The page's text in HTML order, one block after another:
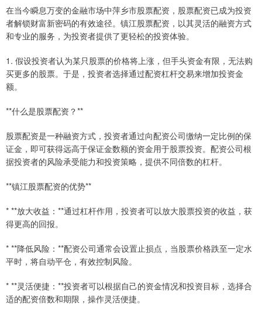
在当今瞬息万变的金融市场中萍乡市股票配资，股票配资已成为投资
者解锁财富新密码的有效途径。镇江股票配资，以其灵活的融资方式
和专业的服务，为投资者提供了更轻松的投资体验。
1. 假设投资者认为某只股票的价格将上涨，但手头资金有限，无法购
买更多的股票。于是，投资者选择通过配资杠杆交易来增加投资金
额。
**什么是股票配资？**
股票配资是一种融资方式，投资者通过向配资公司缴纳一定比例的保
证金，即可获得远高于保证金数额的资金用于股票投资。配资公司根
据投资者的风险承受能力和投资策略，提供不同倍数的杠杆。
**镇江股票配资的优势**
* **放大收益：**通过杠杆作用，投资者可以放大股票投资的收益，获
得更高的回报。
* **降低风险：**配资公司通常会设置止损点，当股票价格跌至一定水
平时，将自动平仓，有效控制风险。
* **灵活便捷：**投资者可以根据自己的资金情况和投资目标，选择合
适的配资倍数和期限，操作灵活便捷。